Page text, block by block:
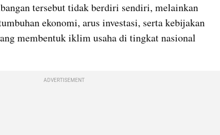
tersebut tidak berdiri sendiri, melainkan
ekonomi, arus investasi, serta kebijakan
membentuk iklim usaha di tingkat nasional
ADVERTISEMENT